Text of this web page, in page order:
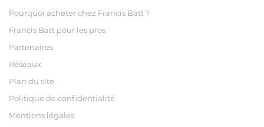
Pourquoi acheter chez Francis Batt ?
Francis Batt pour les pros
Partenaires
Réseaux
Plan du site
Politique de confidentialité
Mentions légales